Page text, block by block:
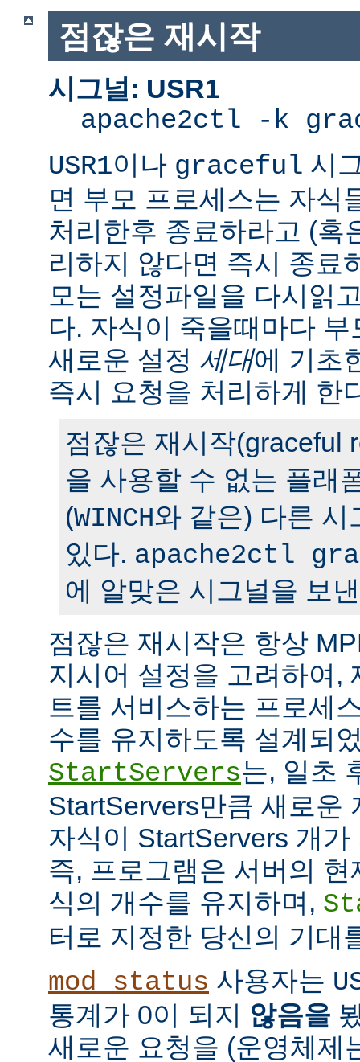
점잖은 재시작
시그널: USR1
apache2ctl -k
USR1이나 graceful 시
면 부모 프로세스는 자식
처리한후 종료하라고 (혹
리하지 않다면 즉시 종료
모는 설정파일을 다시읽
다. 자식이 죽을때마다
새로운 설정 세대에 기초
즉시 요청을 처리하게 한
점잖은 재시작(graceful
을 사용할 수 없는 플래
(WINCH와 같은) 다른 시
있다. apache2ctl
에 알맞은 시그널을 보
점잖은 재시작은 항상
지시어 설정을 고려하여,
트를 서비스하는 프로세
수를 유지하도록 설계되
StartServers는, 일초
StartServers만큼 새로운
자식이 StartServers 개
즉, 프로그램은 서버의
식의 개수를 유지하며,
터로 지정한 당신의 기대
mod_status 사용자는
통계가 0이 되지 않음을
새로운 요청을 (운영체제